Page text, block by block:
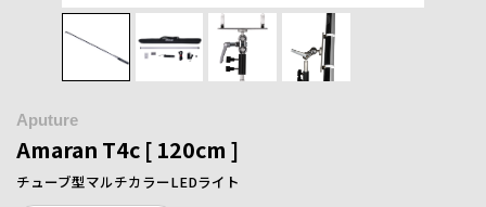
Aputure
Amaran T4c [ 120cm ]
チューブ型マルチカラーLEDライト